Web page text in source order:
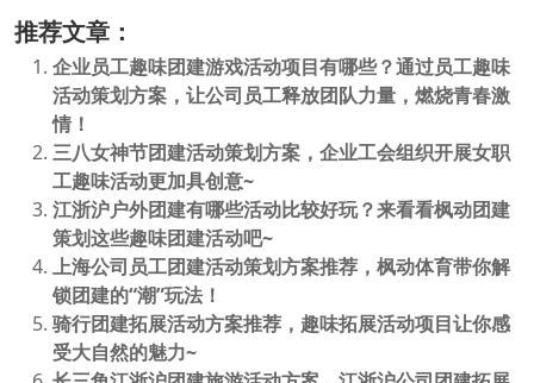
推荐文章：
企业员工趣味团建游戏活动项目有哪些？通过员工趣味
活动策划方案，让公司员工释放团队力量，燃烧青春激
情！
三八女神节团建活动策划方案，企业工会组织开展女职
工趣味活动更加具创意~
江浙沪户外团建有哪些活动比较好玩？来看看枫动团建
策划这些趣味团建活动吧~
上海公司员工团建活动策划方案推荐，枫动体育带你解
锁团建的“潮”玩法！
骑行团建拓展活动方案推荐，趣味拓展活动项目让你感
受大自然的魅力~